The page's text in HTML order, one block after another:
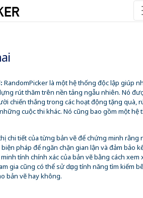
RandomPicker là một hệ thống độc lập giúp
rút thăm trên nền tảng ngẫu nhiên. Nó
chiến thắng trong các hoạt động tặng quà,
cuộc thi khác. Nó cũng bao gồm một hệ
chi tiết của từng bản vẽ để chứng minh rằng
pháp để ngăn chặn gian lận và đảm bảo
tính chính xác của bản vẽ bằng cách xem
gia cũng có thể sử dụng tính năng tìm kiếm
bản vẽ hay không.